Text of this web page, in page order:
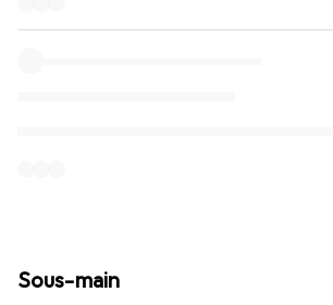
Sous-main